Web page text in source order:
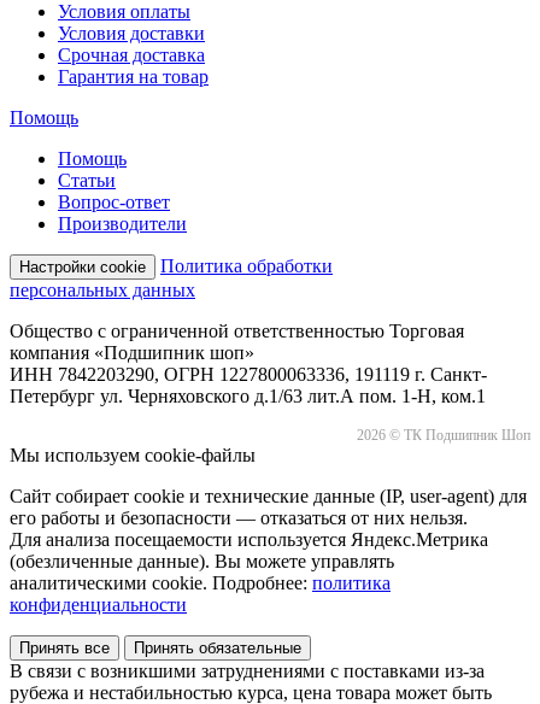
Условия оплаты
Условия доставки
Срочная доставка
Гарантия на товар
Помощь
Помощь
Статьи
Вопрос-ответ
Производители
Настройки cookie
Политика обработки
персональных данных
Общество с ограниченной ответственностью Торговая
компания «Подшипник шоп»
ИНН 7842203290, ОГРН 1227800063336, 191119 г. Санкт-
Петербург ул. Черняховского д.1/63 лит.А пом. 1-Н, ком.1
2026 © ТК Подшипник Шоп
Мы используем cookie-файлы
Сайт собирает cookie и технические данные (IP, user-agent) для
его работы и безопасности — отказаться от них нельзя.
Для анализа посещаемости используется Яндекс.Метрика
(обезличенные данные). Вы можете управлять
аналитическими cookie. Подробнее: политика
конфиденциальности
Принять все Принять обязательные
В связи с возникшими затруднениями с поставками из-за
рубежа и нестабильностью курса, цена товара может быть